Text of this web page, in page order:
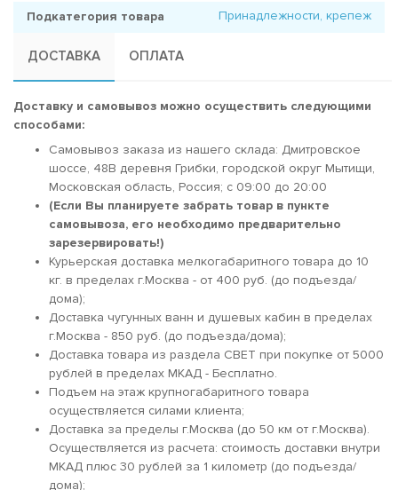
Подкатегория товара Принадлежности, крепеж
ДОСТАВКА ОПЛАТА
Доставку и самовывоз можно осуществить следующими
способами:
Самовывоз заказа из нашего склада: Дмитровское
шоссе, 48В деревня Грибки, городской округ Мытищи,
Московская область, Россия; c 09:00 до 20:00
(Если Вы планируете забрать товар в пункте
самовывоза, его необходимо предварительно
зарезервировать!)
Курьерская доставка мелкогабаритного товара до 10
кг. в пределах г.Москва - от 400 руб. (до подъезда/
дома);
Доставка чугунных ванн и душевых кабин в пределах
г.Москва - 850 руб. (до подъезда/дома);
Доставка товара из раздела СВЕТ при покупке от 5000
рублей в пределах МКАД - Бесплатно.
Подъем на этаж крупногабаритного товара
осуществляется силами клиента;
Доставка за пределы г.Москва (до 50 км от г.Москва).
Осуществляется из расчета: стоимость доставки внутри
МКАД плюс 30 рублей за 1 километр (до подъезда/
дома);